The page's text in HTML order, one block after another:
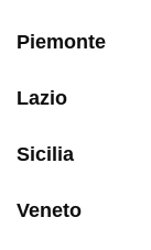
Piemonte
Lazio
Sicilia
Veneto